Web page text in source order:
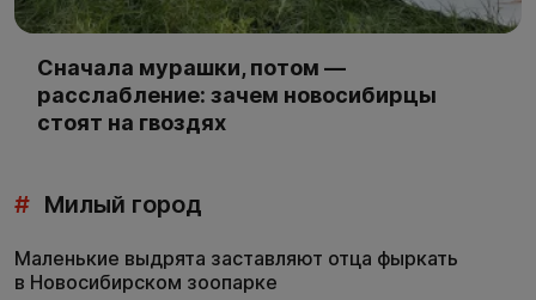
Сначала мурашки, потом —
расслабление: зачем новосибирцы
стоят на гвоздях
# Милый город
Маленькие выдрята заставляют отца фыркать
в Новосибирском зоопарке